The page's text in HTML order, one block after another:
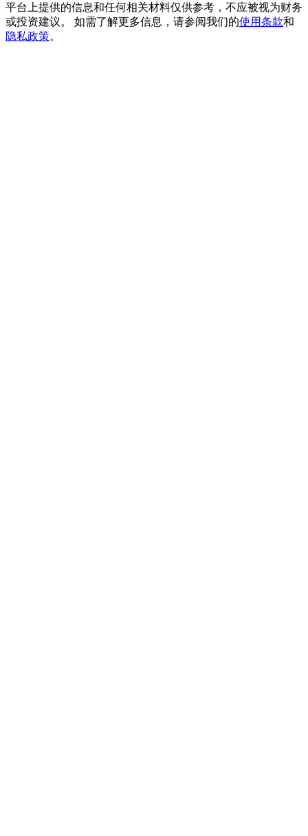
註冊&交易贏 500,000 USDT
平台上提供的信息和任何相关材料仅供参考，不应被视为财务
或投资建议。 如需了解更多信息，请参阅我们的使用条款和
隐私政策。